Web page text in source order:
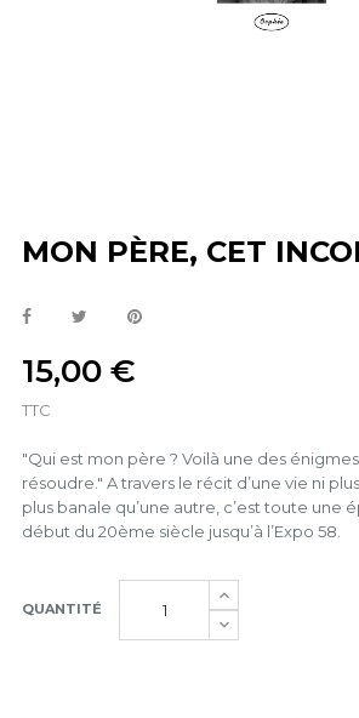
MON PÈRE, CET
15,00 €
TTC
"Qui est mon père ? Voilà une des énigmes
résoudre." A travers le récit d’une vie ni
plus banale qu’une autre, c’est toute une
début du 20ème siècle jusqu’à l’Expo 58.
QUANTITÉ